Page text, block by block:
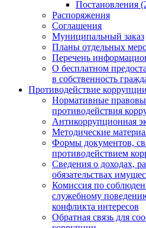
Постановления
Распоряжения
Соглашения
Муниципальный заказ
Планы отдельных
Перечень
О бесплатном
в собственность
Противодействие коррупции
Нормативные
противодействия
Антикоррупционная
Методические
Формы документов,
противодействием
Сведения о доходах,
обязательствах
Комиссия по
служебному
конфликта интересов
Обратная связь для